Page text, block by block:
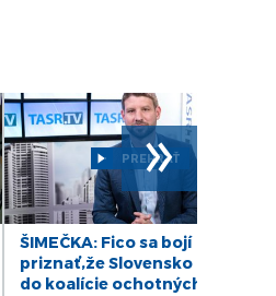
PREHRAŤ
ŠIMEČKA: Fico sa bojí
priznať,že Slovensko patrí
do koalície ochotných
»